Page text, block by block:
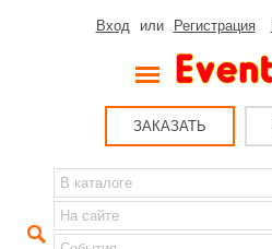
Вход или Регистрация
ЗАКАЗАТЬ